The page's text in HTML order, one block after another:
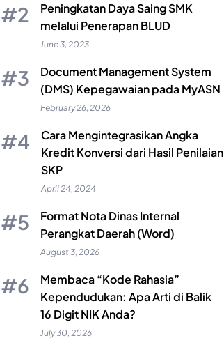
Peningkatan Daya Saing SMK
melalui Penerapan BLUD
June 3, 2023
Document Management System
(DMS) Kepegawaian pada MyASN
February 26, 2026
Cara Mengintegrasikan Angka
Kredit Konversi dari Hasil Penilaian
SKP
April 24, 2024
Format Nota Dinas Internal
Perangkat Daerah (Word)
August 3, 2026
Membaca “Kode Rahasia”
Kependudukan: Apa Arti di Balik
16 Digit NIK Anda?
July 30, 2026